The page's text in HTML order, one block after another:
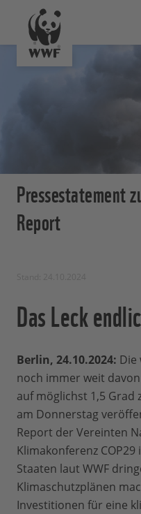
Pressestatement
Report
Das Leck
Berlin, 24.10.2024: Die
noch immer weit
auf möglichst 1,5 Grad
am Donnerstag
Report der Vereinten
Klimakonferenz
Staaten laut WWF
Klimaschutzplänen
Investitionen für eine